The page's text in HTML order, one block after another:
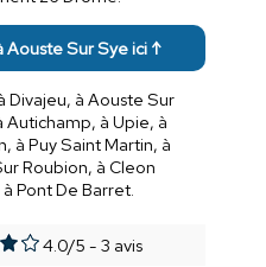
Aouste Sur Sye ici ↑
Divajeu, à Aouste Sur
Autichamp, à Upie, à
à Puy Saint Martin, à
Roubion, à Cleon
Pont De Barret.
4.0/5 - 3 avis